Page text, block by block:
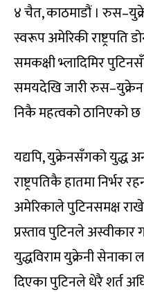
४ चैत, काठमाडौं ।
स्वरूप अमेरिकी राष्ट्रपति
समकक्षी भ्लादिमिर
समयदेखि जारी रुस–युक्रेन
निकै महत्वको ठानिएको छ
यद्यपि, युक्रेनसँगको युद्ध
राष्ट्रपतिकै हातमा
अमेरिकाले पुटिनसमक्ष
प्रस्ताव पुटिनले
युद्धविराम युक्रेनी सेनाका
दिएका पुटिनले धेरै शर्त